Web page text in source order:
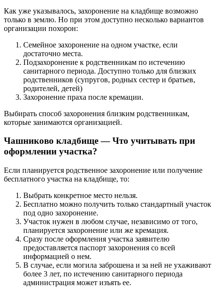
Как уже указывалось, захоронение на кладбище возможно
только в землю. Но при этом доступно несколько вариантов
организации похорон:
Семейное захоронение на одном участке, если
достаточно места.
Подзахоронение к родственникам по истечению
санитарного периода. Доступно только для близких
родственников (супругов, родных сестер и братьев,
родителей, детей)
Захоронение праха после кремации.
Выбирать способ захоронения близким родственникам,
которые занимаются организацией.
Чашниково кладбище — Что учитывать при
оформлении участка?
Если планируется родственное захоронение или получение
бесплатного участка на кладбище, то:
Выбрать конкретное место нельзя.
Бесплатно можно получить только стандартный участок
под одно захоронение.
Участок нужен в любом случае, независимо от того,
планируется захоронение или же кремация.
Сразу после оформления участка заявителю
предоставляется паспорт захоронения со всей
информацией о нем.
В случае, если могила заброшена и за ней не ухаживают
более 3 лет, по истечению санитарного периода
администрация может изъять ее.